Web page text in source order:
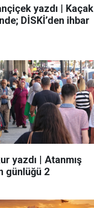
yazdı | Kaçak
DİSKİ’den ihbar
yazdı | Atanmış
günlüğü 2